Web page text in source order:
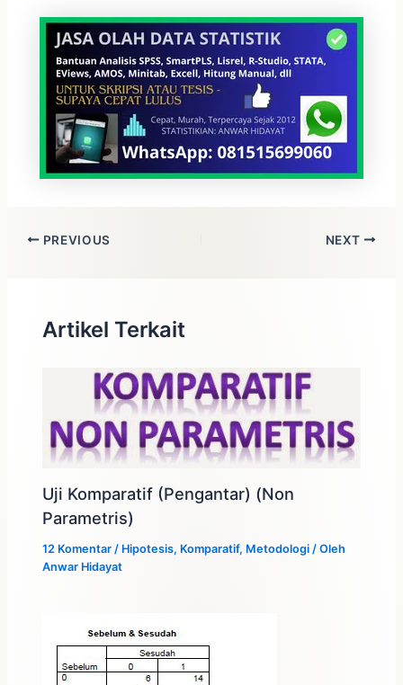
PREVIOUS NEXT
Artikel Terkait
Uji Komparatif (Pengantar) (Non
Parametris)
12 Komentar / Hipotesis, Komparatif, Metodologi / Oleh
Anwar Hidayat